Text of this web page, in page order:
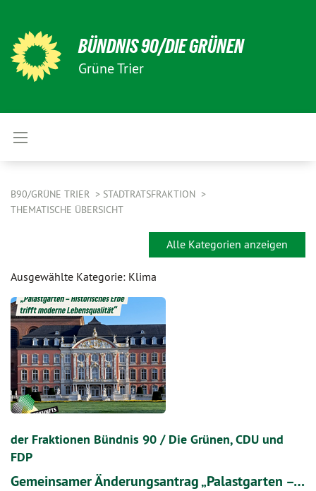
BÜNDNIS 90/DIE GRÜNEN
Grüne Trier
B90/GRÜNE TRIER
STADTRATSFRAKTION
THEMATISCHE ÜBERSICHT
Alle Kategorien anzeigen
Ausgewählte Kategorie: Klima
der Fraktionen Bündnis 90 / Die Grünen, CDU und
FDP
Gemeinsamer Änderungsantrag „Palastgarten –…